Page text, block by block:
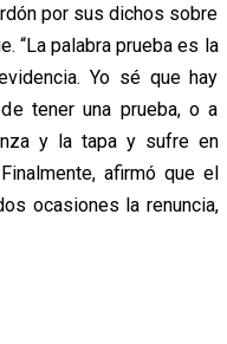
por sus dichos sobre
“La palabra prueba es la
Yo sé que hay
tener una prueba, o a
y la tapa y sufre en
afirmó que el
ocasiones la renuncia,